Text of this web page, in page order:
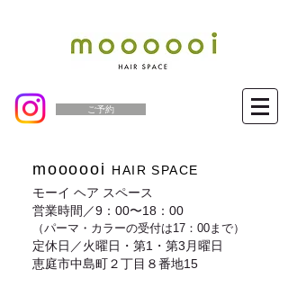
ご予約
moooooi
HAIR SPACE
モーイ ヘア スペース
営業時間／9：00〜18：00
（パーマ・カラーの受付は17：00まで）
定休日／火曜日・第1・第3月曜日
恵庭市中島町２丁目８番地15